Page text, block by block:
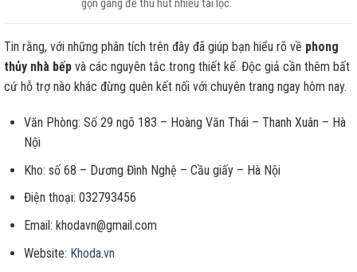
gọn gàng để thu hút nhiều tài lộc.
Tin rằng, với những phân tích trên đây đã giúp bạn hiểu rõ về phong
thủy nhà bếp và các nguyên tắc trong thiết kế. Độc giả cần thêm bất
cứ hỗ trợ nào khác đừng quên kết nối với chuyên trang ngay hôm nay.
Văn Phòng: Số 29 ngõ 183 – Hoàng Văn Thái – Thanh Xuân – Hà
Nội
Kho: số 68 – Dương Đình Nghệ – Cầu giấy – Hà Nội
Điện thoại: 032793456
Email: khodavn@gmail.com
Website: Khoda.vn